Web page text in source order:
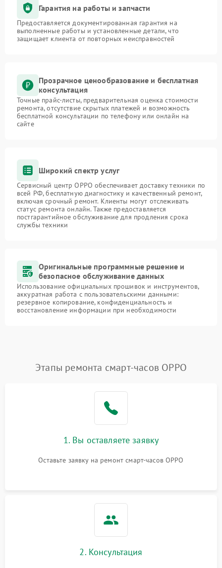
Гарантия на работы и запчасти
Предоставляется документированная гарантия на
выполненные работы и установленные детали, что
защищает клиента от повторных неисправностей
Прозрачное ценообразование и бесплатная
консультация
Точные прайс-листы, предварительная оценка стоимости
ремонта, отсутствие скрытых платежей и возможность
бесплатной консультации по телефону или онлайн на
сайте
Широкий спектр услуг
Сервисный центр OPPO обеспечивает доставку техники по
всей РФ, бесплатную диагностику и качественный ремонт,
включая срочный ремонт. Клиенты могут отслеживать
статус ремонта онлайн. Также предоставляется
постгарантийное обслуживание для продления срока
службы техники
Оригинальные программные решение и
безопасное обслуживание данных
Использование официальных прошивок и инструментов,
аккуратная работа с пользовательскими данными:
резервное копирование, конфиденциальность и
восстановление информации при необходимости
Этапы ремонта смарт-часов OPPO
1. Вы оставляете заявку
Оставьте заявку на ремонт смарт-часов OPPO
2. Консультация